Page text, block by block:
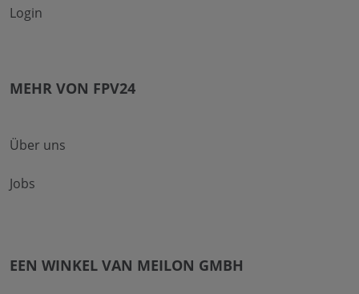
Login
MEHR VON FPV24
Über uns
Jobs
EEN WINKEL VAN MEILON GMBH